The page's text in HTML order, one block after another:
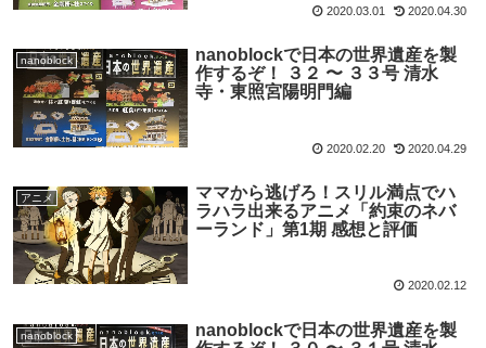
2020.03.01 2020.04.30
nanoblock
nanoblockで日本の世界遺産を製
作するぞ！ ３２ 〜 ３３号 清水
寺・東照宮陽明門編
2020.02.20 2020.04.29
アニメ
ママから逃げろ！スリル満点でハ
ラハラ出来るアニメ「約束のネバ
ーランド」第1期 感想と評価
2020.02.12
nanoblock
nanoblockで日本の世界遺産を製